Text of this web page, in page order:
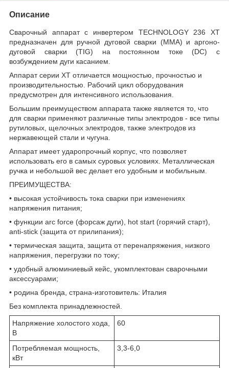
Описание
Сварочный аппарат с инвертером TECHNOLOGY 236 XT
предназначен для ручной дуговой сварки (MMA) и аргоно-
дуговой сварки (TIG) на постоянном токе (DC) с
возбуждением дуги касанием.
Аппарат серии XT отличается мощностью, прочностью и
производительностью. Рабочий цикл оборудования
предусмотрен для интенсивного использования.
Большим преимуществом аппарата также является то, что
для сварки применяют различные типы электродов - все типы
рутиловых, щелочных электродов, также электродов из
нержавеющей стали и чугуна.
Аппарат имеет ударопрочный корпус, что позволяет
использовать его в самых суровых условиях. Металлическая
ручка и небольшой вес делает его удобным и мобильным.
ПРЕИМУЩЕСТВА:
• высокая устойчивость тока сварки при изменениях
напряжения питания;
• функции arc force (форсаж дуги), hot start (горячий старт),
anti-stick (защита от прилипания);
• термическая защита, защита от перенапряжения, низкого
напряжения, перегрузки по току;
• удобный алюминиевый кейс, укомплектован сварочными
аксессуарами;
• родина бренда, страна-изготовитель: Италия
Без комплекта принадлежностей.
Напряжение холостого хода,
В
60
Потребляемая мощность,
кВт
3,3-6,0